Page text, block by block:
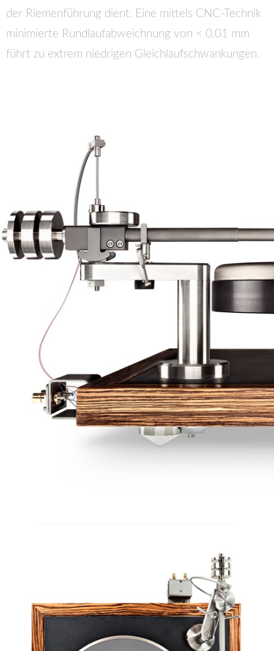
der Riemenführung dient. Eine mittels CNC-Technik
minimierte Rundlaufabweichnung von < 0,01 mm
führt zu extrem niedrigen Gleichlaufschwankungen.